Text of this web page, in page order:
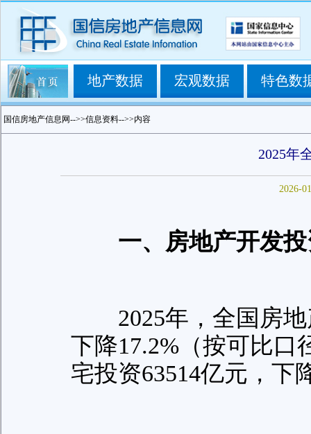
地产数据 宏观数据 特色数
国信房地产信息网-->>信息资料-->>内容
2025年
2026-
一、房地产开发
2025年，全国房地
下降17.2%（按可比口
宅投资63514亿元，下